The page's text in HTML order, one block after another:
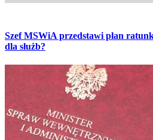
Szef MSWiA przedstawi plan
dla służb?